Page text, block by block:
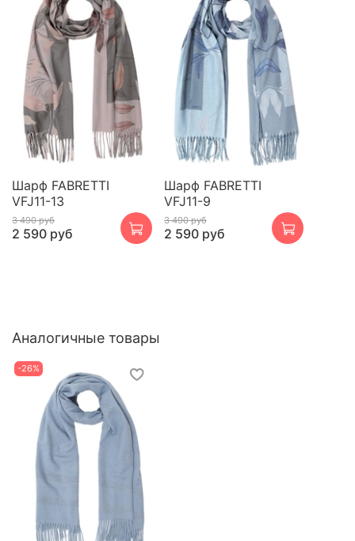
Шарф FABRETTI
VFJ11-13
3 490 руб
2 590 руб
Шарф FABRETTI
VFJ11-9
3 490 руб
2 590 руб
Аналогичные товары
-26%